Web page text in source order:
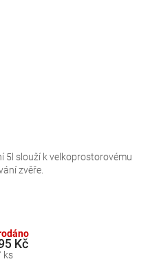
Kč
ks
5l slouží k velkoprostorovému
zvěře.